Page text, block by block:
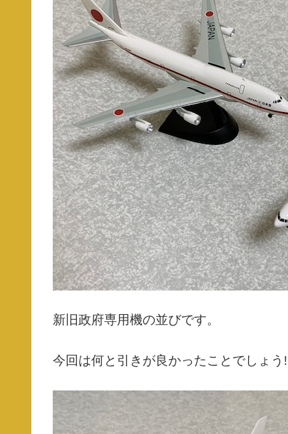
新旧政府専用機の並びです。
今回は何と引きが良かったことでしょう!